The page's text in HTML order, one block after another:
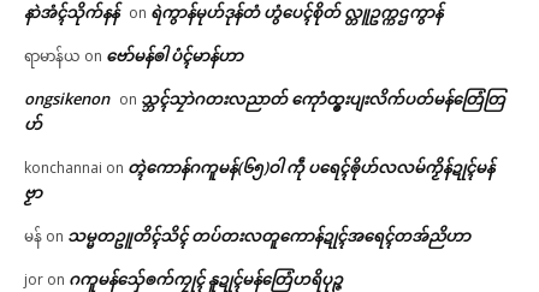
နာဲအံၚ်သိုက်နန် on ရဲကွာန်မုဟ်ဒုန်တံ ဟွံပေၚ်စိုတ် လ္တူဥက္ကဌကွာန်
ရာမာန်ယ on ဗော်မန်ၜါ ပံၚ်မာန်ဟာ
ongsikenon on သ္ဘၚ်သၠာဲဂတးလညာတ် ကေုာံထ္ၜးပျးလိက်ပတ်မန်တြေံတြ
ဟ်
konchannai on တ္ၚဲကောန်ဂကူမန်(၆၅)ဝါ ကဵု ပရေၚ်ၜိုဟ်လလမ်ကၟိန်ဍုၚ်မန်
ဗၟာ
မန် on သမ္မတဥူတိၚ်သိၚ် တပ်တးလတူကောန်ဍုၚ်အရေၚ်တအ်ညိဟာ
jor on ဂကူမန်​သှ်ေၜက်ကၠုၚ် နူဍုၚ်မန်တြေံဟရိပုဉ္ဇ